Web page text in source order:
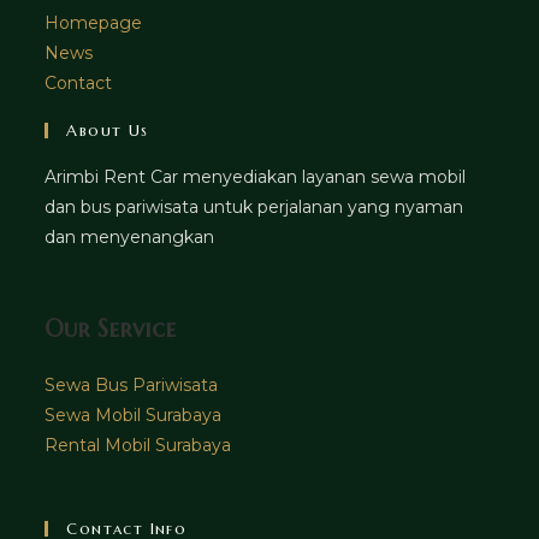
Homepage
News
Contact
About Us
Arimbi Rent Car menyediakan layanan sewa mobil
dan bus pariwisata untuk perjalanan yang nyaman
dan menyenangkan
Our Service
Sewa Bus Pariwisata
Sewa Mobil Surabaya
Rental Mobil Surabaya
Contact Info